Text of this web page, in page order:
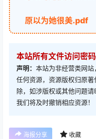
原以为她很美.pdf
本站所有文件访问密
声明： 本站为非经营类网
任何资源，资源版权归原
除，如涉版权或其他问题
我们将及时撤销相应资源！
海报分享 收藏